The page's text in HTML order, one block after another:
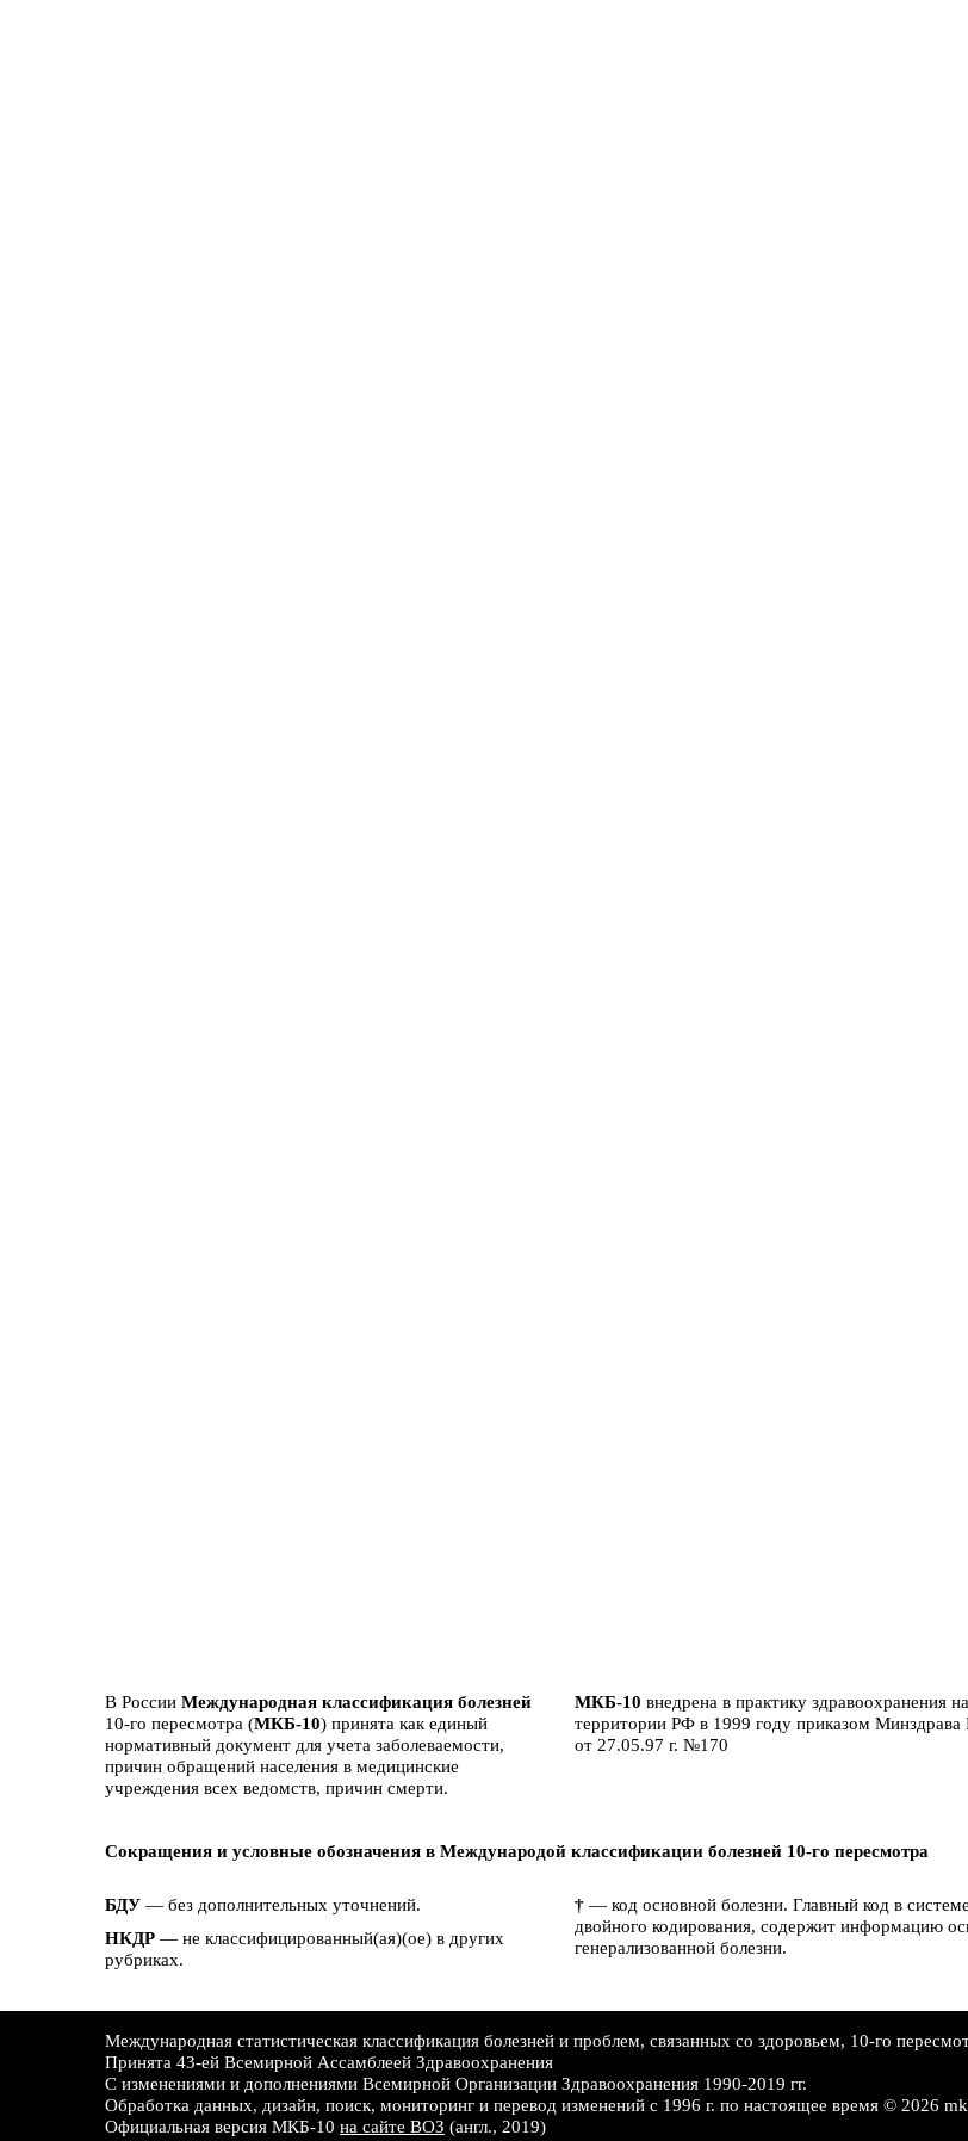
В России Международная классификация болезней
10-го пересмотра (МКБ-10) принята как единый
нормативный документ для учета заболеваемости,
причин обращений населения в медицинские
учреждения всех ведомств, причин смерти.
МКБ-10 внедрена в практику здравоохранения
территории РФ в 1999 году приказом Минздрава
от 27.05.97 г. №170
Сокращения и условные обозначения в Международой классификации болезней 10-го пересмотра
БДУ — без дополнительных уточнений.
НКДР — не классифицированный(ая)(ое) в других
рубриках.
† — код основной болезни. Главный код в системе
двойного кодирования, содержит информацию
генерализованной болезни.
Международная статистическая классификация болезней и проблем, связанных со здоровьем, 10-го
Принята 43-ей Всемирной Ассамблеей Здравоохранения
С изменениями и дополнениями Всемирной Организации Здравоохранения 1990-2019 гг.
Обработка данных, дизайн, поиск, мониторинг и перевод изменений c 1996 г. по настоящее время © 2026
Официальная версия МКБ-10 на сайте ВОЗ (англ., 2019)